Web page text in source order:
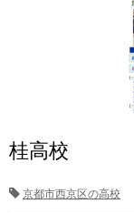
桂高校
京都市西京区の高校